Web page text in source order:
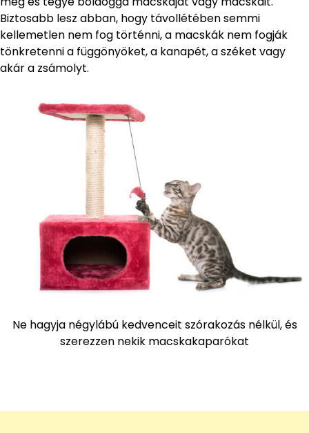
Biztosabb lesz abban, hogy távollétében semmi
kellemetlen nem fog történni, a macskák nem fogják
tönkretenni a függönyöket, a kanapét, a széket vagy
akár a zsámolyt.
Ne hagyja négylábú kedvenceit szórakozás nélkül, és
szerezzen nekik macskakaparókat